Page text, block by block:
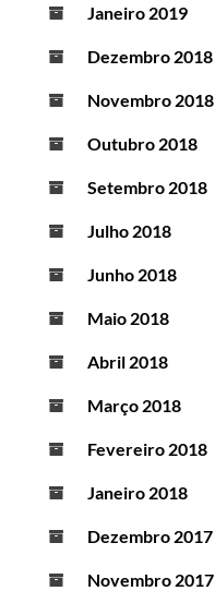
Janeiro 2019
Dezembro 2018
Novembro 2018
Outubro 2018
Setembro 2018
Julho 2018
Junho 2018
Maio 2018
Abril 2018
Março 2018
Fevereiro 2018
Janeiro 2018
Dezembro 2017
Novembro 2017